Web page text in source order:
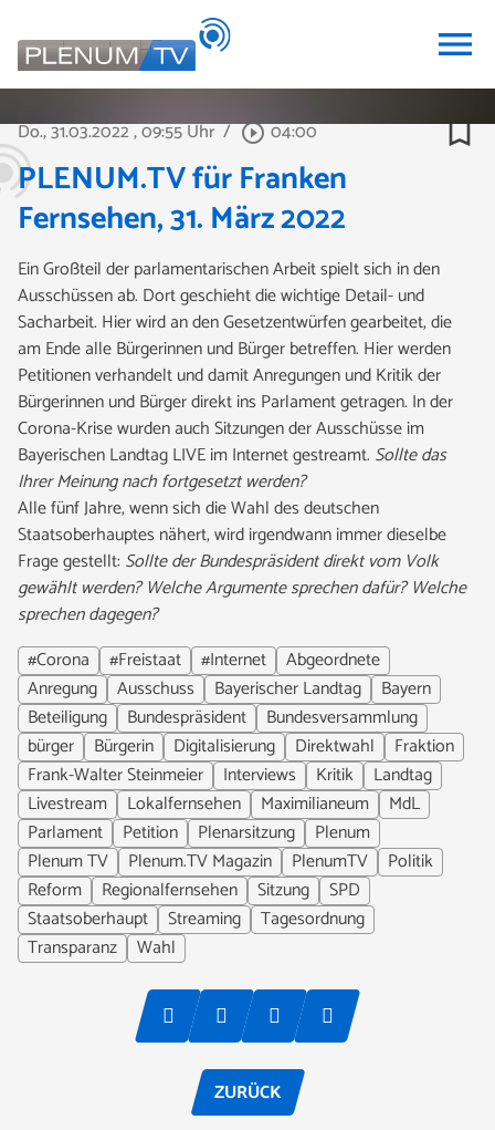
menu
Do., 31.03.2022, 09:55 Uhr / play_circle_outline04:00 bookmark_border
PLENUM.TV für Franken
Fernsehen, 31. März 2022
Ein Großteil der parlamentarischen Arbeit spielt sich in den
Ausschüssen ab. Dort geschieht die wichtige Detail- und
Sacharbeit. Hier wird an den Gesetzentwürfen gearbeitet, die
am Ende alle Bürgerinnen und Bürger betreffen. Hier werden
Petitionen verhandelt und damit Anregungen und Kritik der
Bürgerinnen und Bürger direkt ins Parlament getragen. In der
Corona-Krise wurden auch Sitzungen der Ausschüsse im
Bayerischen Landtag LIVE im Internet gestreamt. Sollte das
Ihrer Meinung nach fortgesetzt werden?
Alle fünf Jahre, wenn sich die Wahl des deutschen
Staatsoberhauptes nähert, wird irgendwann immer dieselbe
Frage gestellt: Sollte der Bundespräsident direkt vom Volk
gewählt werden? Welche Argumente sprechen dafür? Welche
sprechen dagegen?
#Corona
#Freistaat #Internet
Abgeordnete
Anregung
Ausschuss Bayerischer Landtag
Bayern
Beteiligung
Bundespräsident
Bundesversammlung
bürger
Bürgerin Digitalisierung Direktwahl
Fraktion
Frank-Walter Steinmeier
Interviews Kritik
Landtag
Livestream
Lokalfernsehen Maximilianeum
MdL
Parlament
Petition Plenarsitzung
Plenum
Plenum TV
Plenum.TV Magazin PlenumTV
Politik
Reform
Regionalfernsehen Sitzung
SPD
Staatsoberhaupt
Streaming
Tagesordnung
Transparanz
Wahl
ZURÜCK